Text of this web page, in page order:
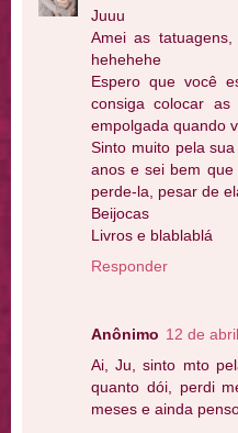
Juuu
Amei as
hehehehe
Espero que você
consiga colocar
empolgada quando
Sinto muito pela
anos e sei bem que
perde-la, pesar de
Beijocas
Livros e blablablá
Responder
Anônimo 12 de
Ai, Ju, sinto mto
quanto dói, perdi
meses e ainda